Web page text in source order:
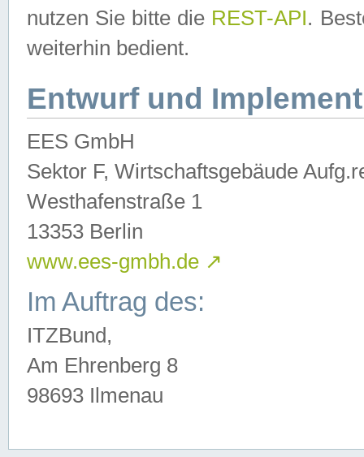
nutzen Sie bitte die REST-API.
weiterhin bedient.
Entwurf und
EES GmbH
Sektor F, Wirtschaftsgebäude
Westhafenstraße 1
13353 Berlin
www.ees-gmbh.de ↗
Im Auftrag des:
ITZBund,
Am Ehrenberg 8
98693 Ilmenau